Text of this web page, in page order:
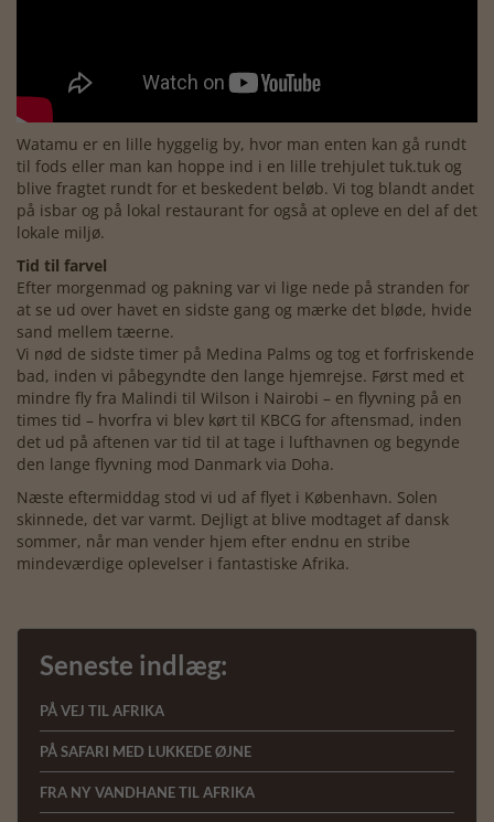
Watamu er en lille hyggelig by, hvor man enten kan gå rundt
til fods eller man kan hoppe ind i en lille trehjulet tuk.tuk og
blive fragtet rundt for et beskedent beløb. Vi tog blandt andet
på isbar og på lokal restaurant for også at opleve en del af det
lokale miljø.
Tid til farvel
Efter morgenmad og pakning var vi lige nede på stranden for
at se ud over havet en sidste gang og mærke det bløde, hvide
sand mellem tæerne.
Vi nød de sidste timer på Medina Palms og tog et forfriskende
bad, inden vi påbegyndte den lange hjemrejse. Først med et
mindre fly fra Malindi til Wilson i Nairobi – en flyvning på en
times tid – hvorfra vi blev kørt til KBCG for aftensmad, inden
det ud på aftenen var tid til at tage i lufthavnen og begynde
den lange flyvning mod Danmark via Doha.
Næste eftermiddag stod vi ud af flyet i København. Solen
skinnede, det var varmt. Dejligt at blive modtaget af dansk
sommer, når man vender hjem efter endnu en stribe
mindeværdige oplevelser i fantastiske Afrika.
Seneste indlæg:
PÅ VEJ TIL AFRIKA
PÅ SAFARI MED LUKKEDE ØJNE
FRA NY VANDHANE TIL AFRIKA